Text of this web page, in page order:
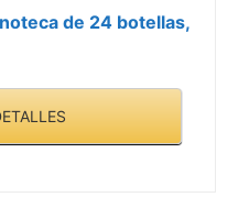
de 24 botellas,